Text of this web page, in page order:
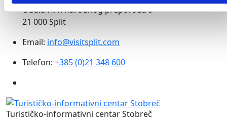
Obala Hrv. narodnog preporoda 9
21 000 Split
Email: info@visitsplit.com
Telefon: +385 (0)21 348 600
Turističko-informativni centar Stobreč